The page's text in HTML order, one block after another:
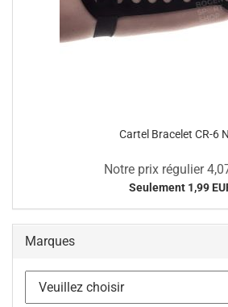
Cartel Bracelet CR-6
Notre prix régulier
Seulement 1,99
Marques